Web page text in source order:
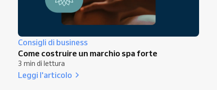
Consigli di business
Come costruire un marchio spa forte
3 min di lettura
Leggi l'articolo